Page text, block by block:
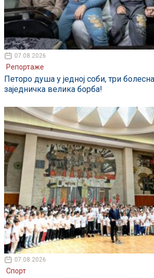
07.08.2026
Репортаже
Петоро душа у једној соби, три
заједничка велика борба!
07.08.2026
Спорт